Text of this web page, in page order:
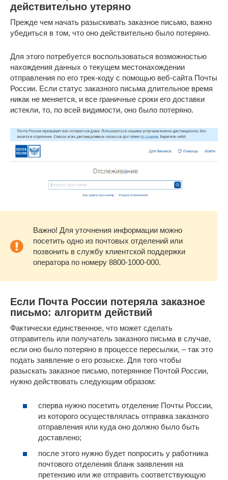
действительно утеряно
Прежде чем начать разыскивать заказное письмо, важно
убедиться в том, что оно действительно было потеряно.
Для этого потребуется воспользоваться возможностью
нахождения данных о текущем местонахождении
отправления по его трек-коду с помощью веб-сайта Почты
России. Если статус заказного письма длительное время
никак не меняется, и все граничные сроки его доставки
истекли, то, по всей видимости, оно было потеряно.
Важно! Для уточнения информации можно
посетить одно из почтовых отделений или
позвонить в службу клиентской поддержки
оператора по номеру 8800-1000-000.
Если Почта России потеряла заказное
письмо: алгоритм действий
Фактически единственное, что может сделать
отправитель или получатель заказного письма в случае,
если оно было потеряно в процессе пересылки, ‒ так это
подать заявление о его розыске. Для того чтобы
разыскать заказное письмо, потерянное Почтой России,
нужно действовать следующим образом:
сперва нужно посетить отделение Почты России,
из которого осуществлялась отправка заказного
отправления или куда оно должно было быть
доставлено;
после этого нужно будет попросить у работника
почтового отделения бланк заявления на
претензию или же отправить соответствующую